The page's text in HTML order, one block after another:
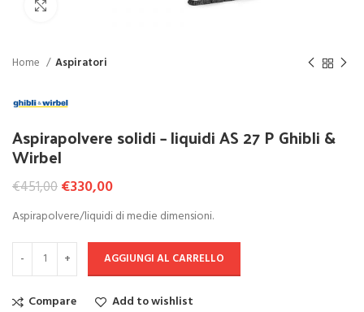
Home Aspiratori
Aspirapolvere solidi – liquidi AS 27 P Ghibli &
Wirbel
€451,00Il prezzo originale era: €451,00.
€330,00
Aspirapolvere/liquidi di medie dimensioni.
AGGIUNGI AL CARRELLO
Compare Add to wishlist